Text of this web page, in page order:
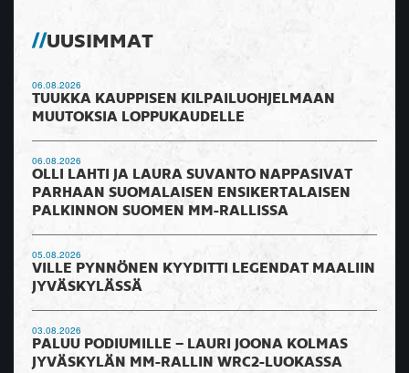
UUSIMMAT
06.08.2026
TUUKKA KAUPPISEN KILPAILUOHJELMAAN
MUUTOKSIA LOPPUKAUDELLE
06.08.2026
OLLI LAHTI JA LAURA SUVANTO NAPPASIVAT
PARHAAN SUOMALAISEN ENSIKERTALAISEN
PALKINNON SUOMEN MM-RALLISSA
05.08.2026
VILLE PYNNÖNEN KYYDITTI LEGENDAT MAALIIN
JYVÄSKYLÄSSÄ
03.08.2026
PALUU PODIUMILLE – LAURI JOONA KOLMAS
JYVÄSKYLÄN MM-RALLIN WRC2-LUOKASSA